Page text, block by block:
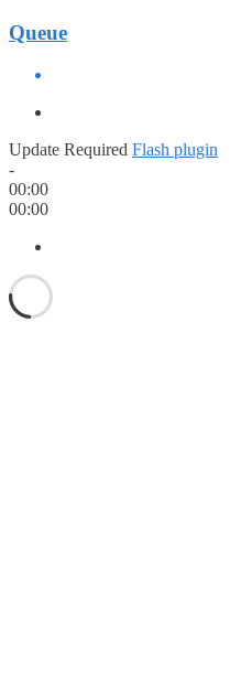
Queue
Update Required Flash plugin
-
00:00
00:00